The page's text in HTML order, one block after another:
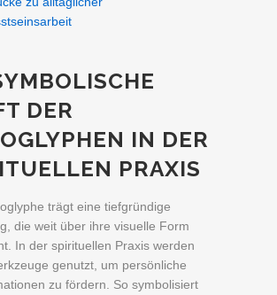
DER
IN DER
PRAXIS
trägt eine tiefgründige
die weit über ihre visuelle Form
In der spirituellen Praxis werden
genutzt, um persönliche
zu fördern. So symbolisiert